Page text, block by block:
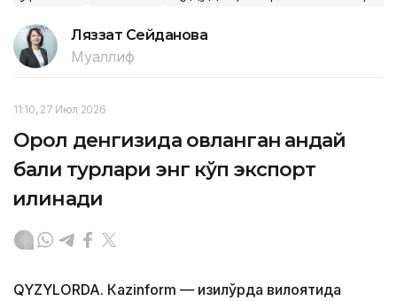
Ляззат Сейданова
Муаллиф
11:10, 27 Июл 2026
Орол денгизида овланган қандай
балиқ турлари энг кўп экспорт
қилинади
QYZYLORDA. Кazinform — Қизилўрда вилоятида